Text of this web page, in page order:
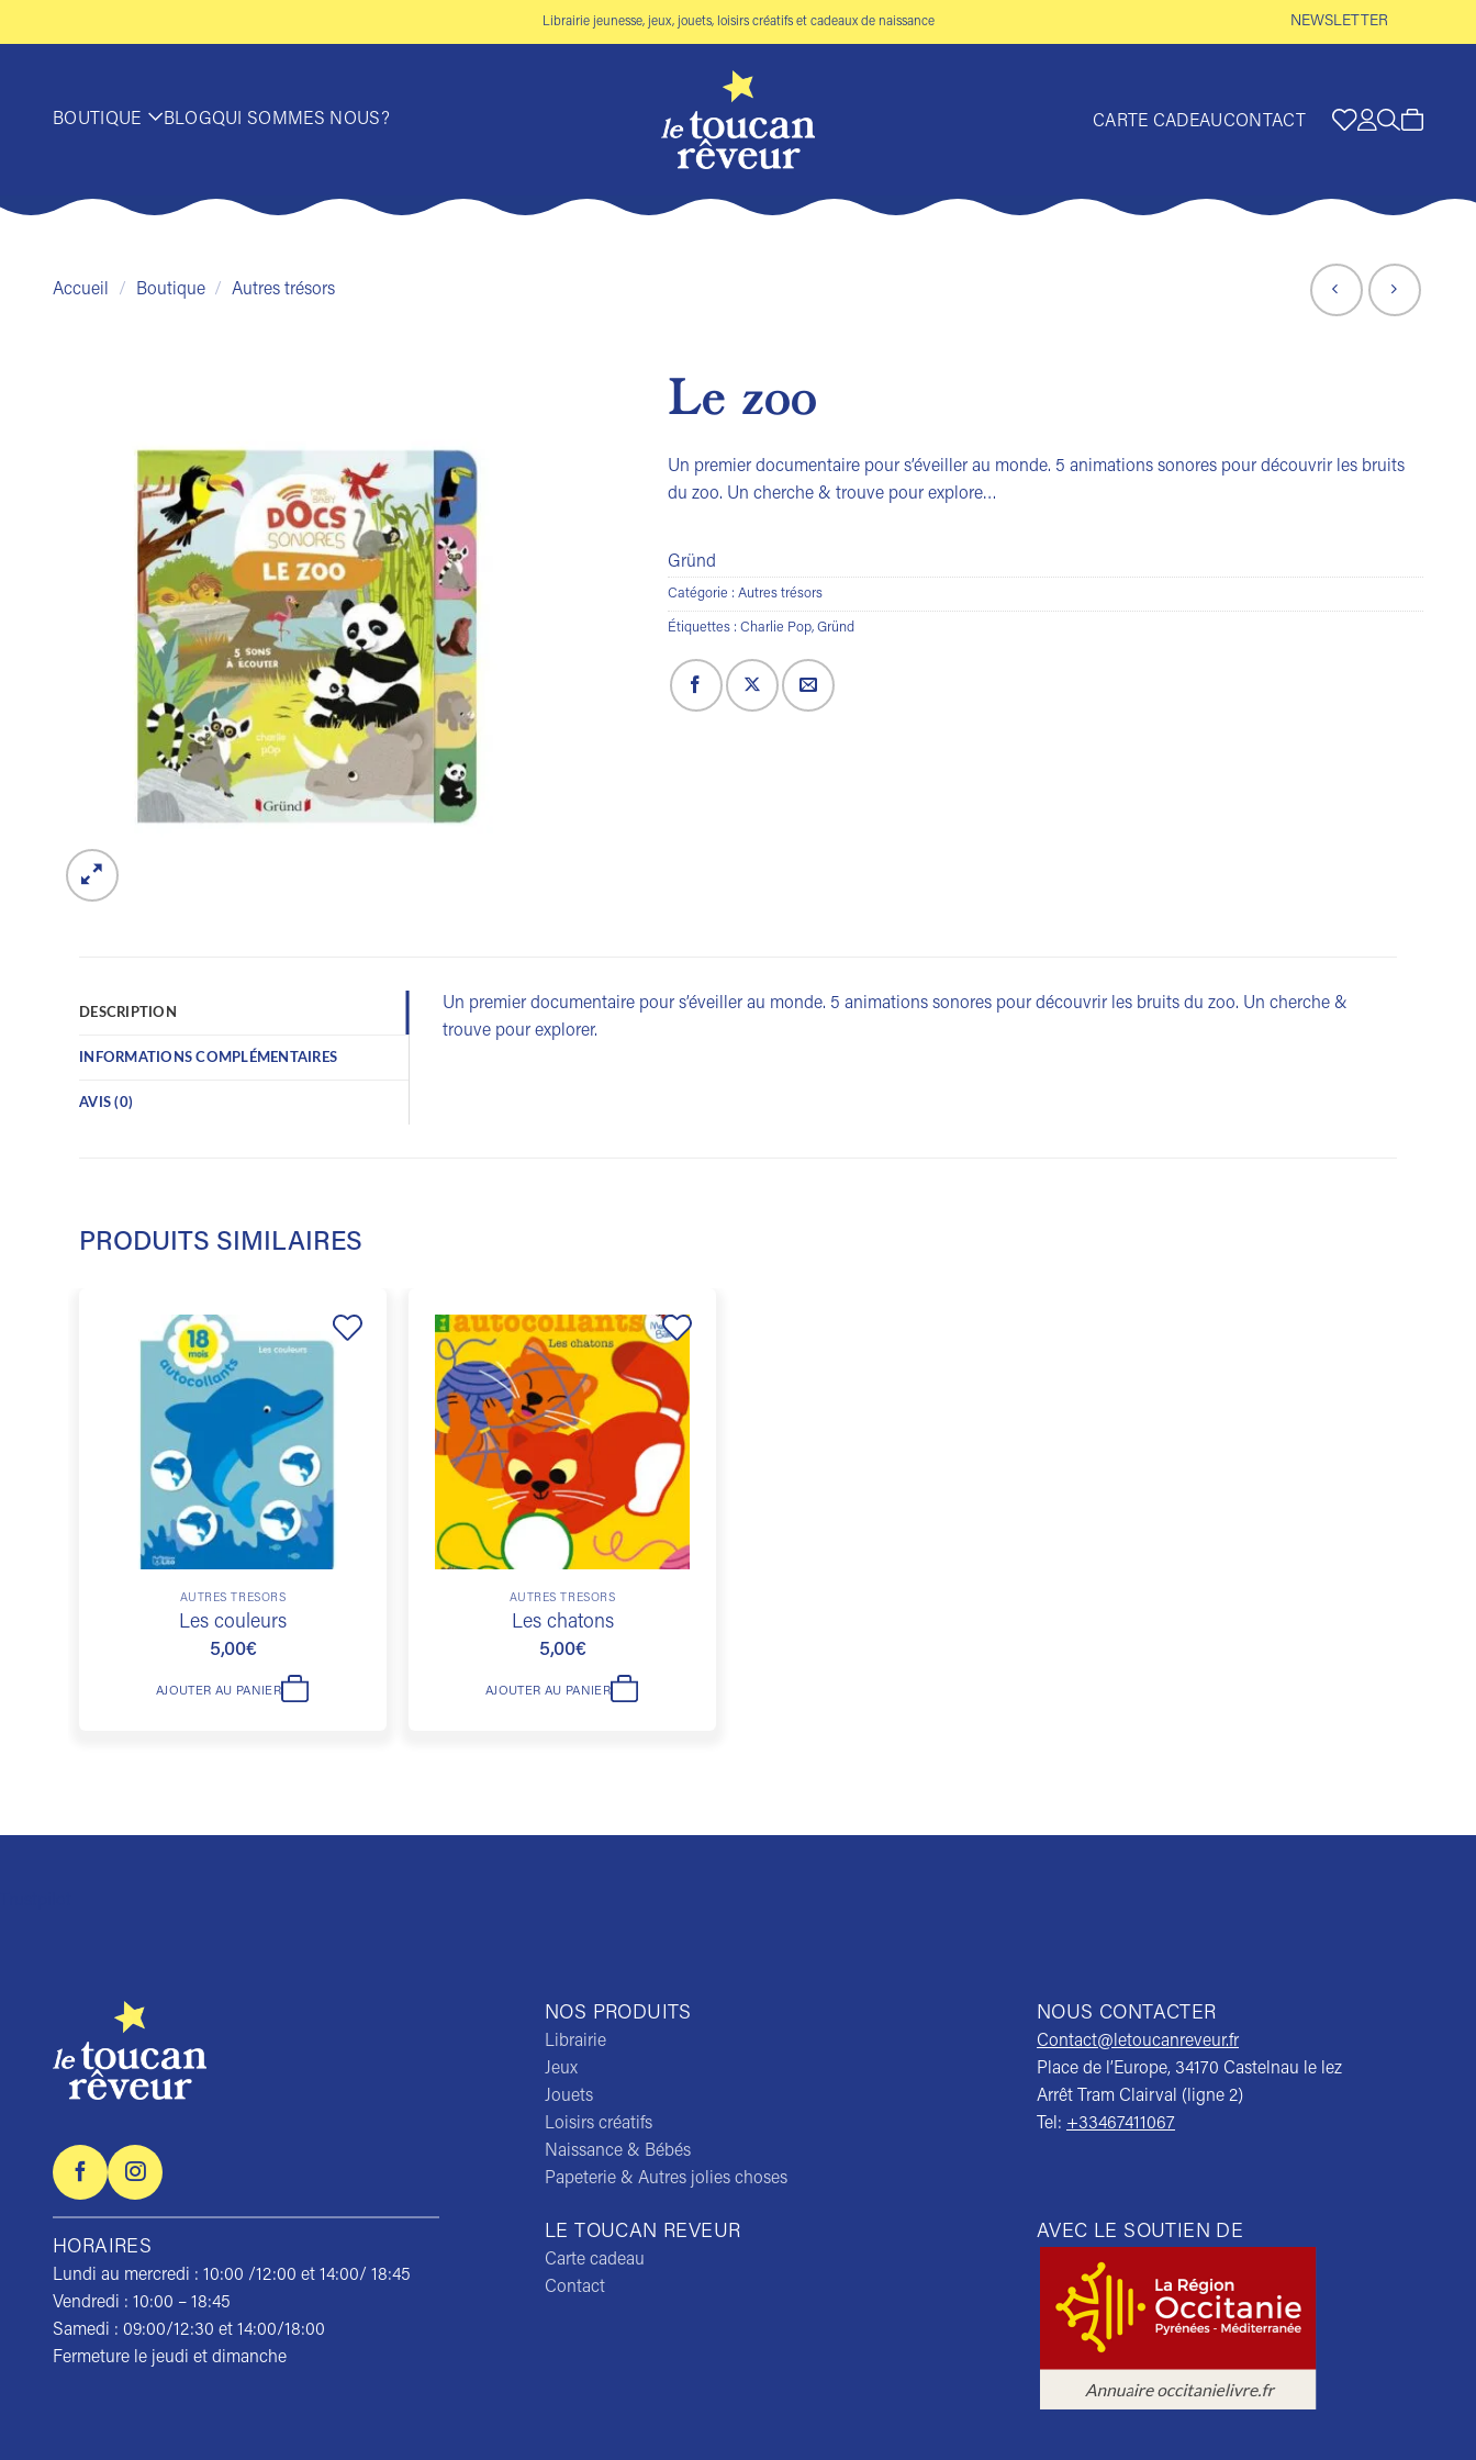
Librairie jeunesse, jeux, jouets, loisirs créatifs et cadeaux de naissance NEWSLETTER
BOUTIQUE BLOGQUI SOMMES NOUS? CARTE CADEAUCONTACT
Accueil / Boutique / Autres trésors
Le zoo
Un premier documentaire pour s’éveiller au monde. 5 animations sonores pour découvrir les bruits
du zoo. Un cherche & trouve pour explore…
Gründ
Catégorie : Autres trésors
Étiquettes : Charlie Pop, Gründ
DESCRIPTION
INFORMATIONS COMPLÉMENTAIRES
AVIS (0)
Un premier documentaire pour s’éveiller au monde. 5 animations sonores pour découvrir les bruits du zoo. Un cherche &
trouve pour explorer.
PRODUITS SIMILAIRES
AUTRES TRÉSORS
Les couleurs
5,00€
AJOUTER AU PANIER
Ajouter
à la
liste de
souhaits
AUTRES TRÉSORS
Les chatons
5,00€
AJOUTER AU PANIER
NOS PRODUITS
Librairie
Jeux
Jouets
Loisirs créatifs
Naissance & Bébés
Papeterie & Autres jolies choses
NOUS CONTACTER
Contact@letoucanreveur.fr
Place de l’Europe, 34170 Castelnau le lez
Arrêt Tram Clairval (ligne 2)
Tel: +33467411067
HORAIRES
Lundi au mercredi : 10:00 /12:00 et 14:00/ 18:45
Vendredi : 10:00 – 18:45
Samedi : 09:00/12:30 et 14:00/18:00
Fermeture le jeudi et dimanche
LE TOUCAN REVEUR
Carte cadeau
Contact
AVEC LE SOUTIEN DE